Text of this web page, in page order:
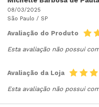
08/03/2025
São Paulo / SP
Avaliação do Produto
Esta avaliação não possui
Avaliação da Loja
Esta avaliação não possui